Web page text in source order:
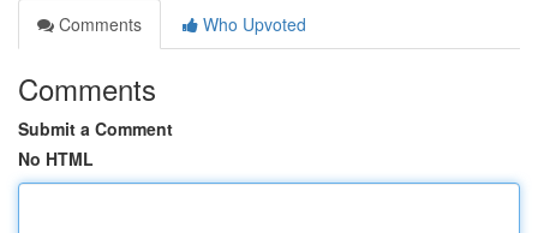
Comments
Who Upvoted
Comments
Submit a Comment
No HTML